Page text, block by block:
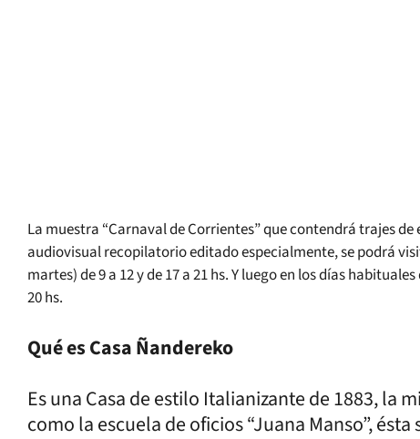
La muestra “Carnaval de Corrientes” que contendrá trajes
audiovisual recopilatorio editado especialmente, se podrá
martes) de 9 a 12 y de 17 a 21 hs. Y luego en los días
20 hs.
Qué es Casa Ñandereko
Es una Casa de estilo Italianizante de 1883, la
como la escuela de oficios “Juana Manso”,